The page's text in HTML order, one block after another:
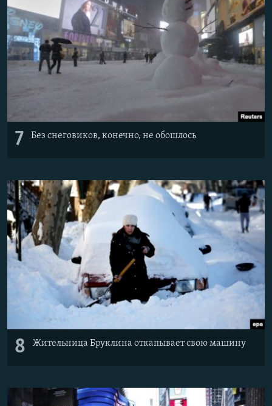
7 Без снеговиков, конечно, не обошлось
8 Жительница Бруклина откапывает свою машину